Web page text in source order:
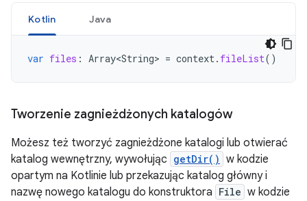
Kotlin Java
var files : Array<String> = context. fileList()
Tworzenie zagnieżdżonych katalogów
Możesz też tworzyć zagnieżdżone katalogi lub otwierać
katalog wewnętrzny, wywołując getDir() w kodzie
opartym na Kotlinie lub przekazując katalog główny i
nazwę nowego katalogu do konstruktora File w kodzie